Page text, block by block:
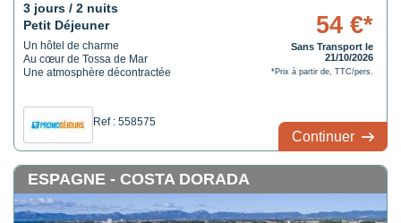
3 jours / 2 nuits
Petit Déjeuner
Un hôtel de charme
Au cœur de Tossa de Mar
Une atmosphère décontractée
Ref : 558575
54 €*
Sans Transport le
21/10/2026
*Prix à partir de, TTC/pers.
Continuer
ESPAGNE - COSTA DORADA